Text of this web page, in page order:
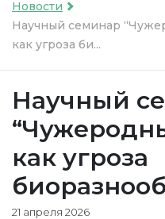
Новости
Научный семинар
как угроза би...
Научный
как угроза
21 апреля 2026